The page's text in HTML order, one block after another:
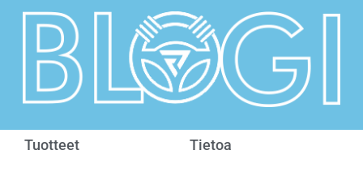
Tuotteet Tietoa